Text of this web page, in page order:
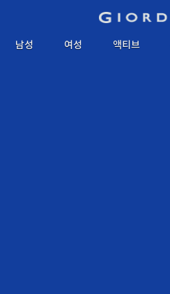
남성 여성 액티브